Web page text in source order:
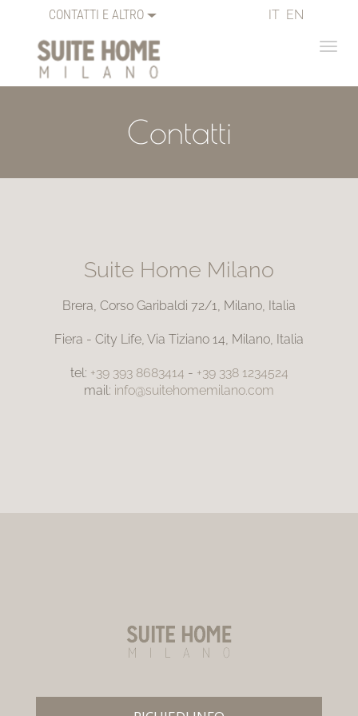
IT EN
CONTATTI E ALTRO
Contatti
Suite Home Milano
Brera, Corso Garibaldi 72/1, Milano, Italia
Fiera - City Life, Via Tiziano 14, Milano, Italia
tel: +39 393 8683414 - +39 338 1234524
mail: info@suitehomemilano.com